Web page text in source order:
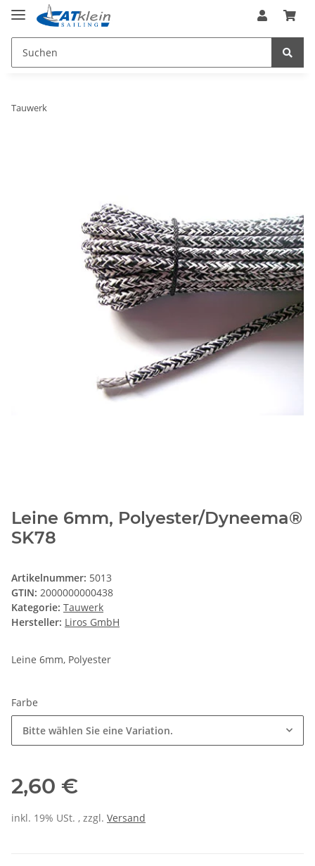
Tauwerk
Leine 6mm, Polyester/Dyneema®
SK78
Artikelnummer: 5013
GTIN: 2000000000438
Kategorie: Tauwerk
Hersteller: Liros GmbH
Leine 6mm, Polyester
Farbe
Bitte wählen Sie eine Variation.
2,60 €
inkl. 19% USt. , zzgl. Versand